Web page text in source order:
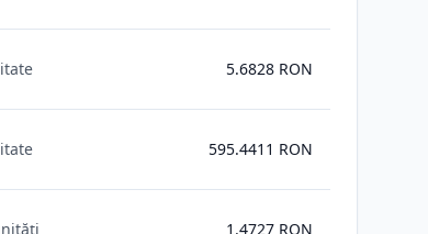
5.6828 RON
595.4411 RON
1.4727 RON